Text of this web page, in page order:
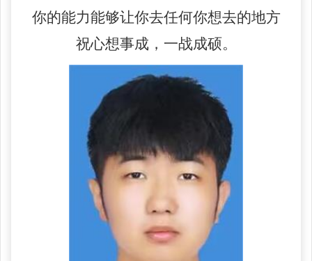
你的能力能够让你去任何你想去的地方
祝心想事成，一战成硕。